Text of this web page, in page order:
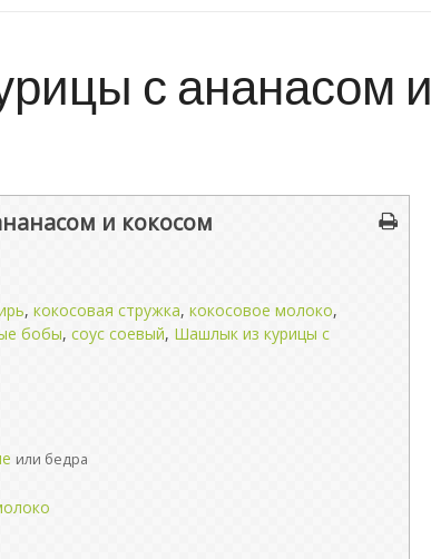
с ананасом и
и кокосом
, кокосовая стружка, кокосовое молоко,
бобы, соус соевый, Шашлык из курицы с
или бедра